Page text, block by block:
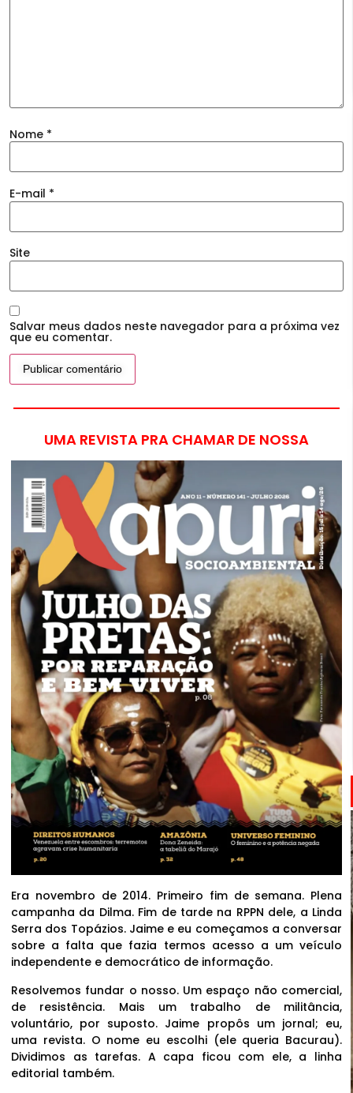
Nome *
E-mail *
Site
Salvar meus dados neste navegador para a próxima vez
que eu comentar.
UMA REVISTA PRA CHAMAR DE NOSSA
Era novembro de 2014. Primeiro fim de semana. Plena
campanha da Dilma. Fim de tarde na RPPN dele, a Linda
Serra dos Topázios. Jaime e eu começamos a conversar
sobre a falta que fazia termos acesso a um veículo
independente e democrático de informação.
Resolvemos fundar o nosso. Um espaço não comercial,
de resistência. Mais um trabalho de militância,
voluntário, por suposto. Jaime propôs um jornal; eu,
uma revista. O nome eu escolhi (ele queria Bacurau).
Dividimos as tarefas. A capa ficou com ele, a linha
editorial também.